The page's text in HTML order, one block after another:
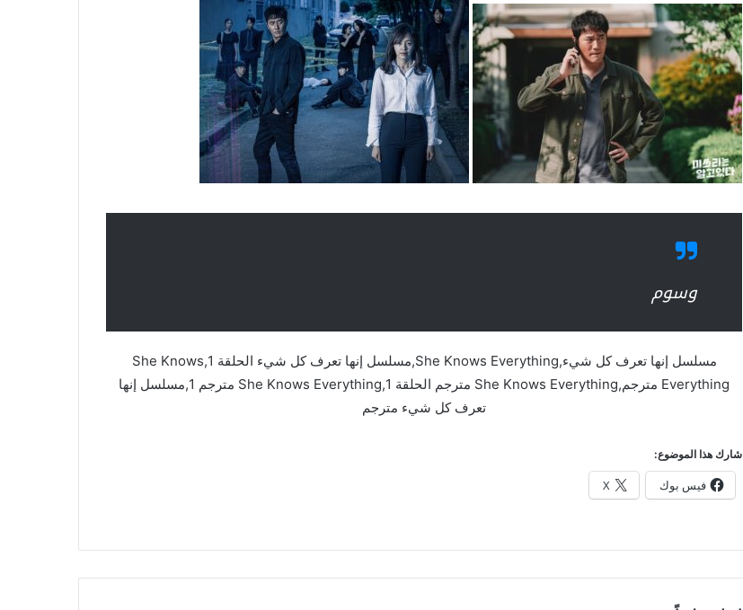
وسوم
مسلسل إنها تعرف كل شيء,She Knows Everything,مسلسل إنها تعرف كل شيء الحلقة 1,She Knows
Everything مترجم,She Knows Everything مترجم الحلقة 1,She Knows Everything مترجم 1,مسلسل إنها
تعرف كل شيء مترجم
شارك هذا الموضوع:
فيس بوك X